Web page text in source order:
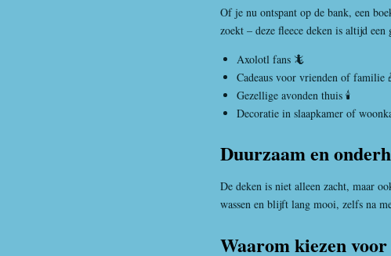
Of je nu ontspant op de bank, een
zoekt – deze fleece deken is altijd een
Axolotl fans 🦎
Cadeaus voor vrienden of familie
Gezellige avonden thuis 🕯️
Decoratie in slaapkamer of
Duurzaam en
De deken is niet alleen zacht, maar
wassen en blijft lang mooi, zelfs na
Waarom kiezen voor